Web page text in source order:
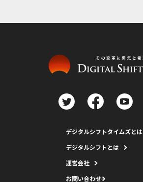
デジタルシフトタイムズとは
デジタルシフトとは
運営会社
お問い合わせ